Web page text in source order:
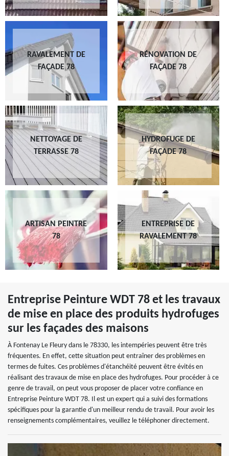
RAVALEMENT DE
FAÇADE 78
RÉNOVATION DE
FAÇADE 78
NETTOYAGE DE
TERRASSE 78
HYDROFUGE DE
FAÇADE 78
ARTISAN PEINTRE
78
ENTREPRISE DE
RAVALEMENT 78
Entreprise Peinture WDT 78 et les travaux
de mise en place des produits hydrofuges
sur les façades des maisons
À Fontenay Le Fleury dans le 78330, les intempéries peuvent être très
fréquentes. En effet, cette situation peut entraîner des problèmes en
termes de fuites. Ces problèmes d'étanchéité peuvent être évités en
réalisant des travaux de mise en place des hydrofuges. Pour procéder à ce
genre de travail, on peut vous proposer de placer votre confiance en
Entreprise Peinture WDT 78. Il est un expert qui a suivi des formations
spécifiques pour la garantie d'un meilleur rendu de travail. Pour avoir les
renseignements complémentaires, veuillez le téléphoner directement.